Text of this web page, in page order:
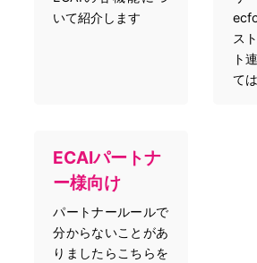
いて紹介します
ス
ト
て
ECAIパートナ
ー様向け
パートナールールで
分からないことがあ
りましたらこちらを